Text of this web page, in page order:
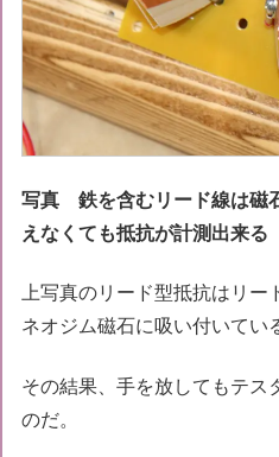
写真 鉄を含むリード線は磁
えなくても抵抗が計測出来る
上写真のリード型抵抗はリ
ネオジム磁石に吸い付いてい
その結果、手を放してもテス
のだ。